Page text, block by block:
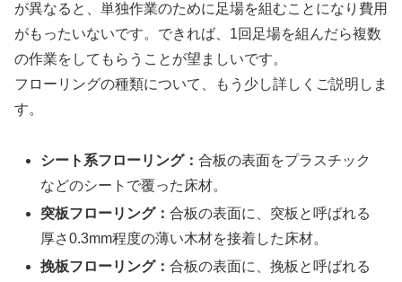
が異なると、単独作業のために足場を組むことになり費用
がもったいないです。できれば、1回足場を組んだら複数
の作業をしてもらうことが望ましいです。
フローリングの種類について、もう少し詳しくご説明しま
す。
シート系フローリング：合板の表面をプラスチック
などのシートで覆った床材。
突板フローリング：合板の表面に、突板と呼ばれる
厚さ0.3mm程度の薄い木材を接着した床材。
挽板フローリング：合板の表面に、挽板と呼ばれる